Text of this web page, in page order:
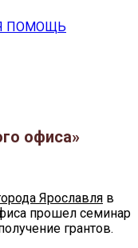
ПОМОЩЬ
офиса»
Ярославля в
прошел семинар
грантов.